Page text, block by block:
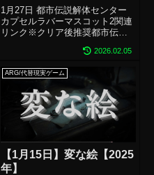
ット2
1月27日 都市伝説解体センター
カプセルラバーマスコット2関連
リンク※クリア後推奨都市伝説
体」ミュージックビデオ※鍵あ
り「都市伝説解体センター」プ
レイ後の感想・考察はこちらか
らおまけタグ#謎解き #都市伝
説解体...
2026.02.05
ARG/代替現実ゲーム
【1月15日】変な絵【2025
年】